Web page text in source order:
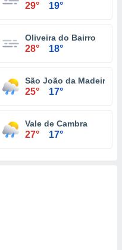
29° 19°
Oliveira do Bairro
28° 18°
São João da Madeira
25° 17°
Vale de Cambra
27° 17°